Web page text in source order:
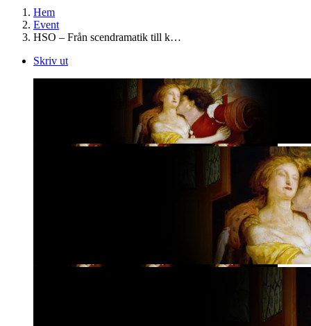
Hem
Event
HSO – Från scendramatik till k…
Skriv ut